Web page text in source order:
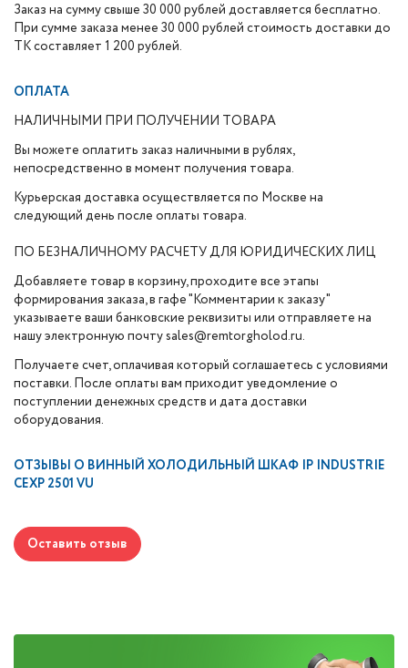
Заказ на сумму свыше 30 000 рублей доставляется бесплатно.
При сумме заказа менее 30 000 рублей стоимость доставки до
ТК составляет 1 200 рублей.
ОПЛАТА
НАЛИЧНЫМИ ПРИ ПОЛУЧЕНИИ ТОВАРА
Вы можете оплатить заказ наличными в рублях,
непосредственно в момент получения товара.
Курьерская доставка осуществляется по Москве на
следующий день после оплаты товара.
ПО БЕЗНАЛИЧНОМУ РАСЧЕТУ ДЛЯ ЮРИДИЧЕСКИХ ЛИЦ
Добавляете товар в корзину, проходите все этапы
формирования заказа, в гафе "Комментарии к заказу"
указываете ваши банковские реквизиты или отправляете на
нашу электронную почту sales@remtorgholod.ru.
Получаете счет, оплачивая который соглашаетесь с условиями
поставки. После оплаты вам приходит уведомление о
поступлении денежных средств и дата доставки
оборудования.
ОТЗЫВЫ О ВИННЫЙ ХОЛОДИЛЬНЫЙ ШКАФ IP INDUSTRIE
CEXP 2501 VU
Оставить отзыв